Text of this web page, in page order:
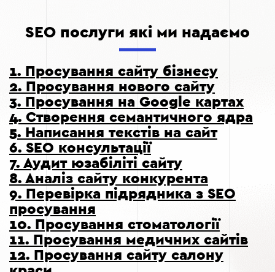
SEO послуги які ми надаємо
1. Просування сайту бізнесу
2. Просування нового сайту
3. Просування на Google картах
4. Створення семантичного ядра
5. Написання текстів на сайт
6. SEO консультації
7. Аудит юзабіліті сайту
8. Аналіз сайту конкурента
9. Перевірка підрядника з SEO
просування
10. Просування стоматології
11. Просування медичних сайтів
12. Просування сайту салону